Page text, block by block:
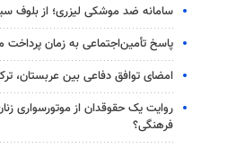
سامانه ضد موشکی لیزری؛ از بلوف
پاسخ تأمین‌اجتماعی به زمان پرداخت
امضای توافق دفاعی بین عربستان،
روایت یک حقوقدان از موتورسواری
فرهنگی؟